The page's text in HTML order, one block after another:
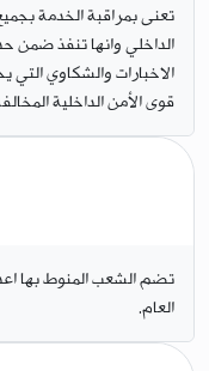
تعنى بمراقبة الخدمة
الداخلي وانها تنفذ
قوى الأمن الداخلية
تضم الشعب المنوط بها
العام.